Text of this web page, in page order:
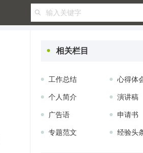
相关栏目
工作总结 心得体
个人简介 演讲稿
广告语 申请书
专题范文 经验头